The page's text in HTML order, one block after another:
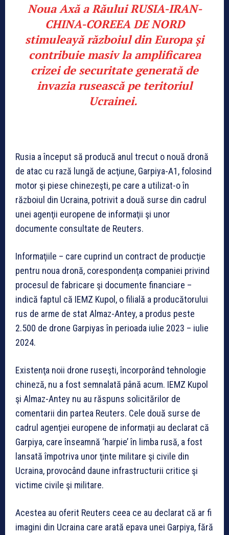
Noua Axă a Răului RUSIA-IRAN-
CHINA-COREEA DE NORD
stimuleayă războiul din Europa şi
contribuie masiv la amplificarea
crizei de securitate generată de
invazia rusească pe teritoriul
Ucrainei.
Rusia a început să producă anul trecut o nouă dronă
de atac cu rază lungă de acţiune, Garpiya-A1, folosind
motor şi piese chinezeşti, pe care a utilizat-o în
războiul din Ucraina, potrivit a două surse din cadrul
unei agenţii europene de informaţii şi unor
documente consultate de Reuters.
Informaţiile – care cuprind un contract de producţie
pentru noua dronă, corespondenţa companiei privind
procesul de fabricare şi documente financiare –
indică faptul că IEMZ Kupol, o filială a producătorului
rus de arme de stat Almaz-Antey, a produs peste
2.500 de drone Garpiyas în perioada iulie 2023 – iulie
2024.
Existenţa noii drone ruseşti, încorporând tehnologie
chineză, nu a fost semnalată până acum. IEMZ Kupol
şi Almaz-Antey nu au răspuns solicitărilor de
comentarii din partea Reuters. Cele două surse de
cadrul agenţiei europene de informaţii au declarat că
Garpiya, care înseamnă ‘harpie’ în limba rusă, a fost
lansată împotriva unor ţinte militare şi civile din
Ucraina, provocând daune infrastructurii critice şi
victime civile şi militare.
Acestea au oferit Reuters ceea ce au declarat că ar fi
imagini din Ucraina care arată epava unei Garpiya, fără